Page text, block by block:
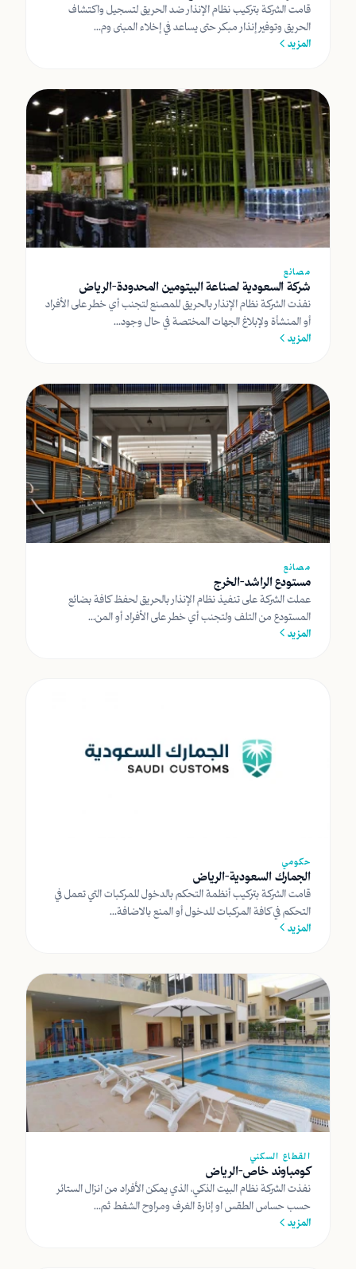
قامت الشركة بتركيب نظام الإنذار ضد الحريق لتسجيل واكتشاف
الحريق وتوفير إنذار مبكر حتى يساعد في إخلاء المبنى وم...
المزيد
مصانع
شركة السعودية لصناعة البيتومين المحدودة-الرياض
نفذت الشركة نظام الإنذار بالحريق للمصنع لتجنب أي خطر على الأفراد
أو المنشأة ولإبلاغ الجهات المختصة في حال وجود...
المزيد
مصانع
مستودع الراشد-الخرج
عملت الشركة على تنفيذ نظام الإنذار بالحريق لحفظ كافة بضائع
المستودع من التلف ولتجنب أي خطر على الأفراد أو المن...
المزيد
حكومي
الجمارك السعودية-الرياض
قامت الشركة بتركيب أنظمة التحكم بالدخول للمركبات التي تعمل في
التحكم في كافة المركبات للدخول أو المنع بالاضافة...
المزيد
القطاع السكني
كومباوند خاص-الرياض
نفذت الشركة نظام البيت الذكي، الذي يمكن الأفراد من انزال الستائر
حسب حساس الطقس او إنارة الغرف ومراوح الشفط ثم...
المزيد